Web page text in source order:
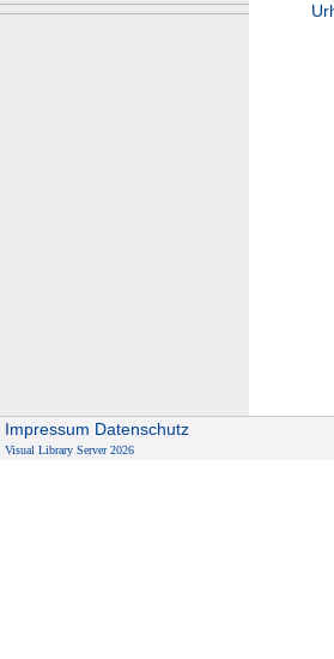
Impressum Datenschutz
Visual Library Server 2026